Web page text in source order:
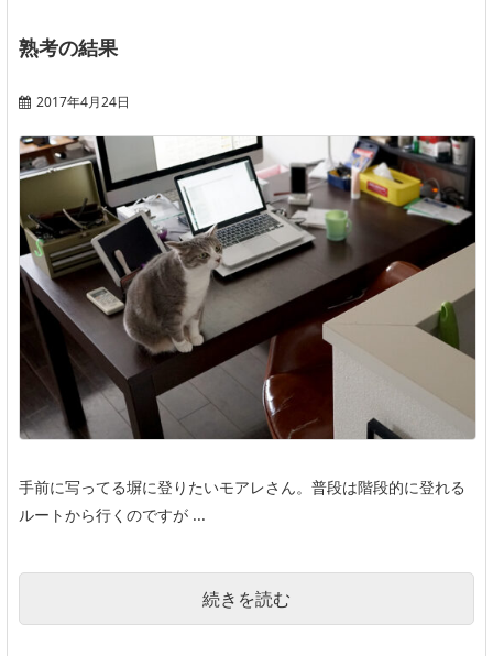
熟考の結果
2017年4月24日
手前に写ってる塀に登りたいモアレさん。普段は階段的に登れる
ルートから行くのですが ...
続きを読む